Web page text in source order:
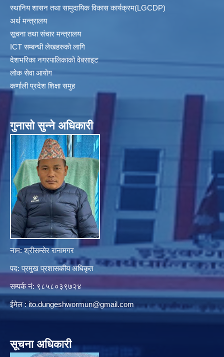
स्थानिय शासन तथा सामुदायिक विकास कार्यक्रम(LGCDP)
अर्थ मन्त्रालय
सूचना तथा संचार मन्त्रालय
ICT सम्बन्धी लेखहरुको लागि
देशभरिका नगरपालिकाको वेबसाइट
लोक सेवा आयोग
कर्णाली प्रदेश शिक्षा समुह
गुनासाे सुन्ने अधिकारी
नाम: श्रीसम्सेर रानामगर
पद: प्रमुख प्रशासकीय अधिकृत
सम्पर्क नं: ९८५८०३९७२४
ईमेल :ito.dungeshwormun@gmail.com
सूचना अधिकारी